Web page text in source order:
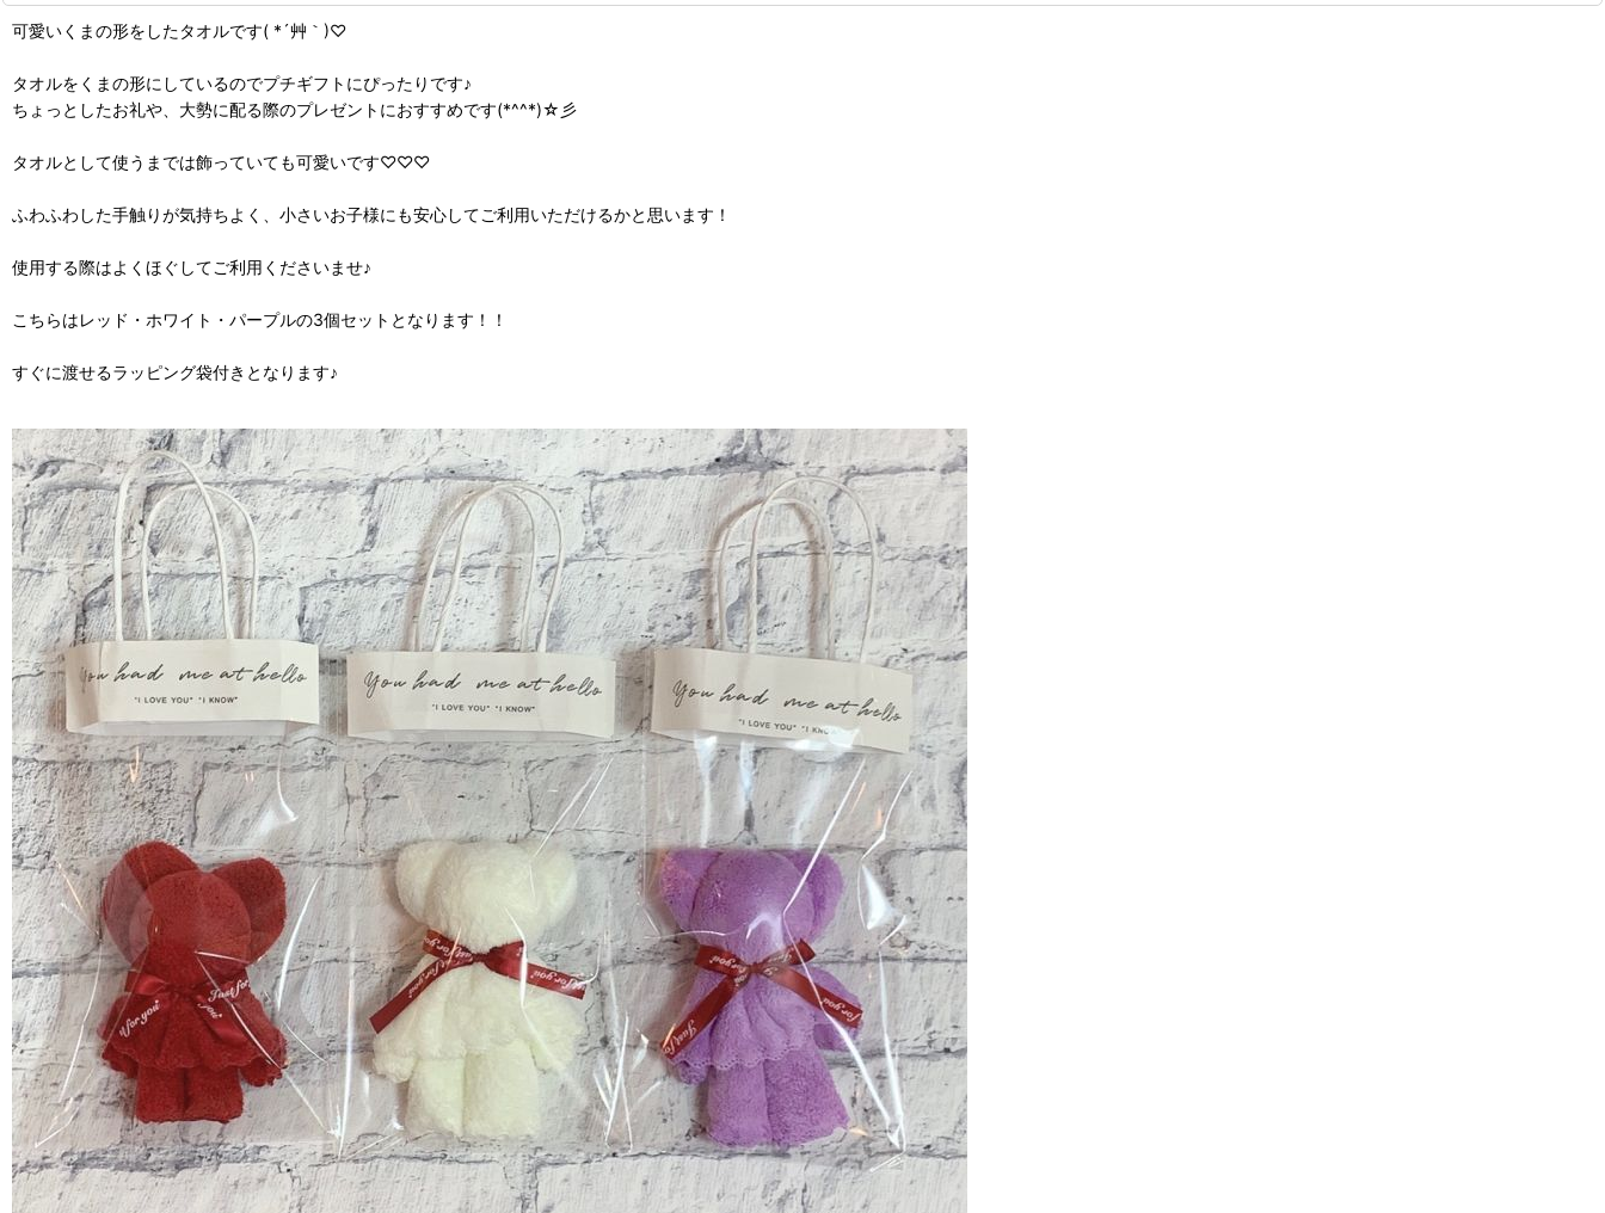
可愛いくまの形をしたタオルです( *´艸｀)♡
タオルをくまの形にしているのでプチギフトにぴったりです♪
ちょっとしたお礼や、大勢に配る際のプレゼントにおすすめです(*^^*)☆彡
タオルとして使うまでは飾っていても可愛いです♡♡♡
ふわふわした手触りが気持ちよく、小さいお子様にも安心してご利用いただけるかと思います！
使用する際はよくほぐしてご利用くださいませ♪
こちらはレッド・ホワイト・パープルの3個セットとなります！！
すぐに渡せるラッピング袋付きとなります♪